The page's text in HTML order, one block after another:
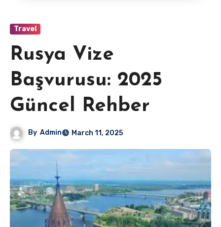
Travel
Rusya Vize
Başvurusu: 2025
Güncel Rehber
By Admin March 11, 2025